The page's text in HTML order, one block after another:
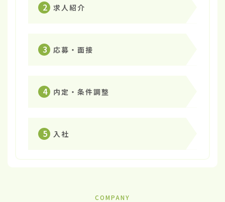
2 求人紹介
3 応募・面接
4 内定・条件調整
5 入社
COMPANY